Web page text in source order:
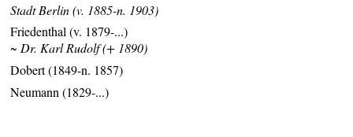
Stadt Berlin (v. 1885-n. 1903)
Friedenthal (v. 1879-...)
~ Dr. Karl Rudolf (+ 1890)
Dobert (1849-n. 1857)
Neumann (1829-...)